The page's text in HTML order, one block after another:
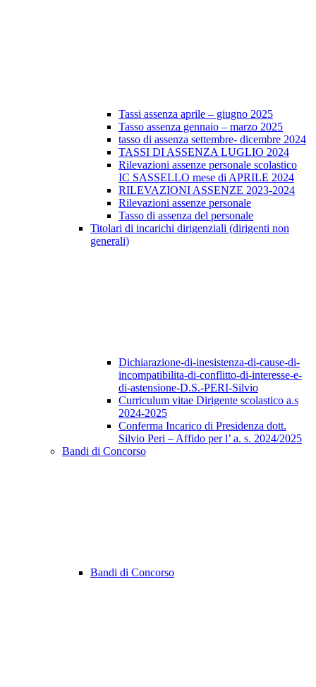
Tassi assenza aprile – giugno 2025
Tasso assenza gennaio – marzo 2025
tasso di assenza settembre- dicembre 2024
TASSI DI ASSENZA LUGLIO 2024
Rilevazioni assenze personale scolastico
IC SASSELLO mese di APRILE 2024
RILEVAZIONI ASSENZE 2023-2024
Rilevazioni assenze personale
Tasso di assenza del personale
Titolari di incarichi dirigenziali (dirigenti non
generali)
Dichiarazione-di-inesistenza-di-cause-di-
incompatibilita-di-conflitto-di-interesse-e-
di-astensione-D.S.-PERI-Silvio
Curriculum vitae Dirigente scolastico a.s
2024-2025
Conferma Incarico di Presidenza dott.
Silvio Peri – Affido per l’ a. s. 2024/2025
Bandi di Concorso
Bandi di Concorso